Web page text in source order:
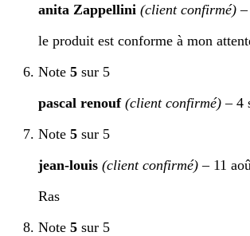
anita Zappellini (client confirmé) –
le produit est conforme à mon
Note 5 sur 5
pascal renouf (client confirmé) – 4
Note 5 sur 5
jean-louis (client confirmé) – 11
Ras
Note 5 sur 5